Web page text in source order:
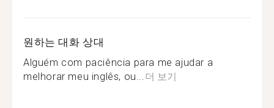
원하는 대화 상대
Alguém com paciência para me ajudar a
melhorar meu inglês, ou...더 보기